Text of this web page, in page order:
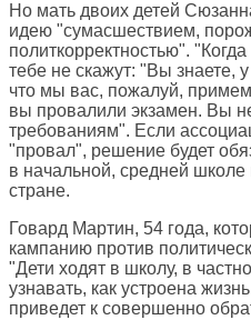
Но мать двоих детей
идею "сумасшествием,
политкорректностью".
тебе не скажут: "Вы знаете,
что мы вас, пожалуй,
вы провалили экзамен. Вы
требованиям". Если
"провал", решение будет
в начальной, средней школе
стране.
Говард Мартин, 54 года,
кампанию против
"Дети ходят в школу, в
узнавать, как устроена
приведет к совершенно